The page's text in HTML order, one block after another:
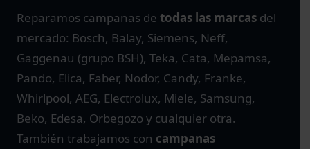
Reparamos campanas de todas las marcas del
mercado: Bosch, Balay, Siemens, Neff,
Gaggenau (grupo BSH), Teka, Cata, Mepamsa,
Pando, Elica, Faber, Nodor, Candy, Franke,
Whirlpool, AEG, Electrolux, Miele, Samsung,
Beko, Edesa, Orbegozo y cualquier otra.
También trabajamos con campanas